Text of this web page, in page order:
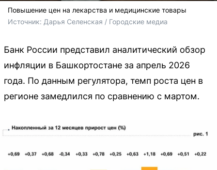
Повышение цен на лекарства и медицинские товары
Источник: Дарья Селенская / Городские медиа
Банк России представил аналитический обзор
инфляции в Башкортостане за апрель 2026
года. По данным регулятора, темп роста цен в
регионе замедлился по сравнению с мартом.